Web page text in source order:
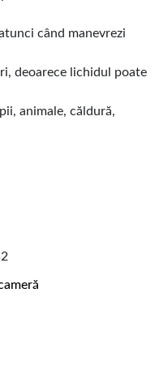
când manevrezi
deoarece lichidul poate
animale, căldură,